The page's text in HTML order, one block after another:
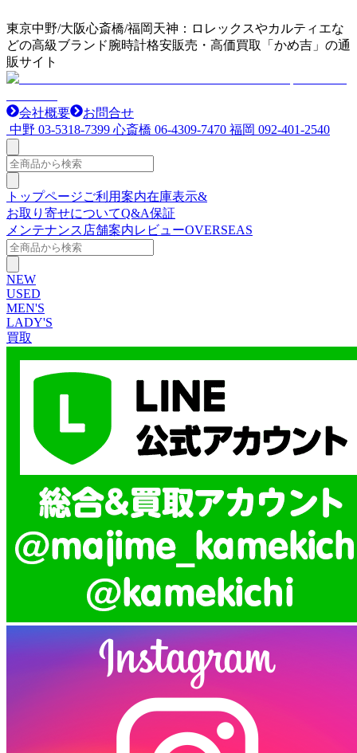
東京中野/大阪心斎橋/福岡天神：ロレックスやカルティエな
どの高級ブランド腕時計格安販売・高価買取「かめ吉」の通
販サイト
会社概要
お問合せ
中野 03-5318-7399 心斎橋 06-4309-7470 福岡 092-401-2540
トップページご利用案内在庫表示&
お取り寄せについてQ&A保証
メンテナンス 店舗案内レビューOVERSEAS
NEW
USED
MEN'S
LADY'S
買取